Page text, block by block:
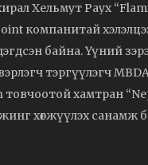
Хельмут Раух
компанитай хэлэлцээ
байна. Үүний
тэргүүлэгч
хамтран
хөгжүүлэх санамж